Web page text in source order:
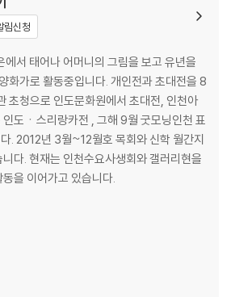
림신청
에서 태어나 어머니의 그림을 보고 유년을
화가로 활동중입니다. 개인전과 초대전을 8
초청으로 인도문화원에서 초대전, 인천아
도ㆍ스리랑카전 , 그해 9월 굿모닝인천 표
. 2012년 3월~12월호 목회와 신학 월간지
다. 현재는 인천수요사생회와 갤러리현을
을 이어가고 있습니다.